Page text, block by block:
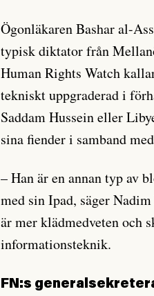
Ögonläkaren Bashar al-
typisk diktator från
Human Rights Watch
tekniskt uppgraderad i
Saddam Hussein eller
sina fiender i samband
– Han är en annan typ av
med sin Ipad, säger
är mer klädmedveten och
informationsteknik.
FN:s